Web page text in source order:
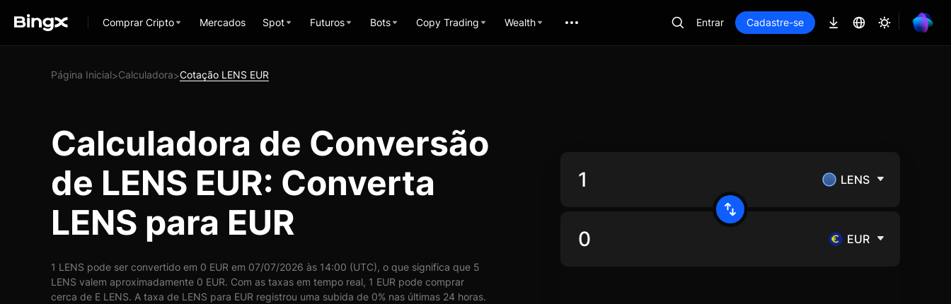
Comprar Cripto Mercados Spot Futuros Bots Copy Trading Wealth Entrar Cadastre-se
Página Inicial>Calculadora>Cotação LENS EUR
Calculadora de Conversão
de LENS EUR: Converta
LENS para EUR
1 LENS pode ser convertido em 0 EUR em 07/07/2026 às 14:00 (UTC), o que significa que 5
LENS valem aproximadamente 0 EUR. Com as taxas em tempo real, 1 EUR pode comprar
cerca de E LENS. A taxa de LENS para EUR registrou uma subida de 0% nas últimas 24 horas.
LENS
EUR